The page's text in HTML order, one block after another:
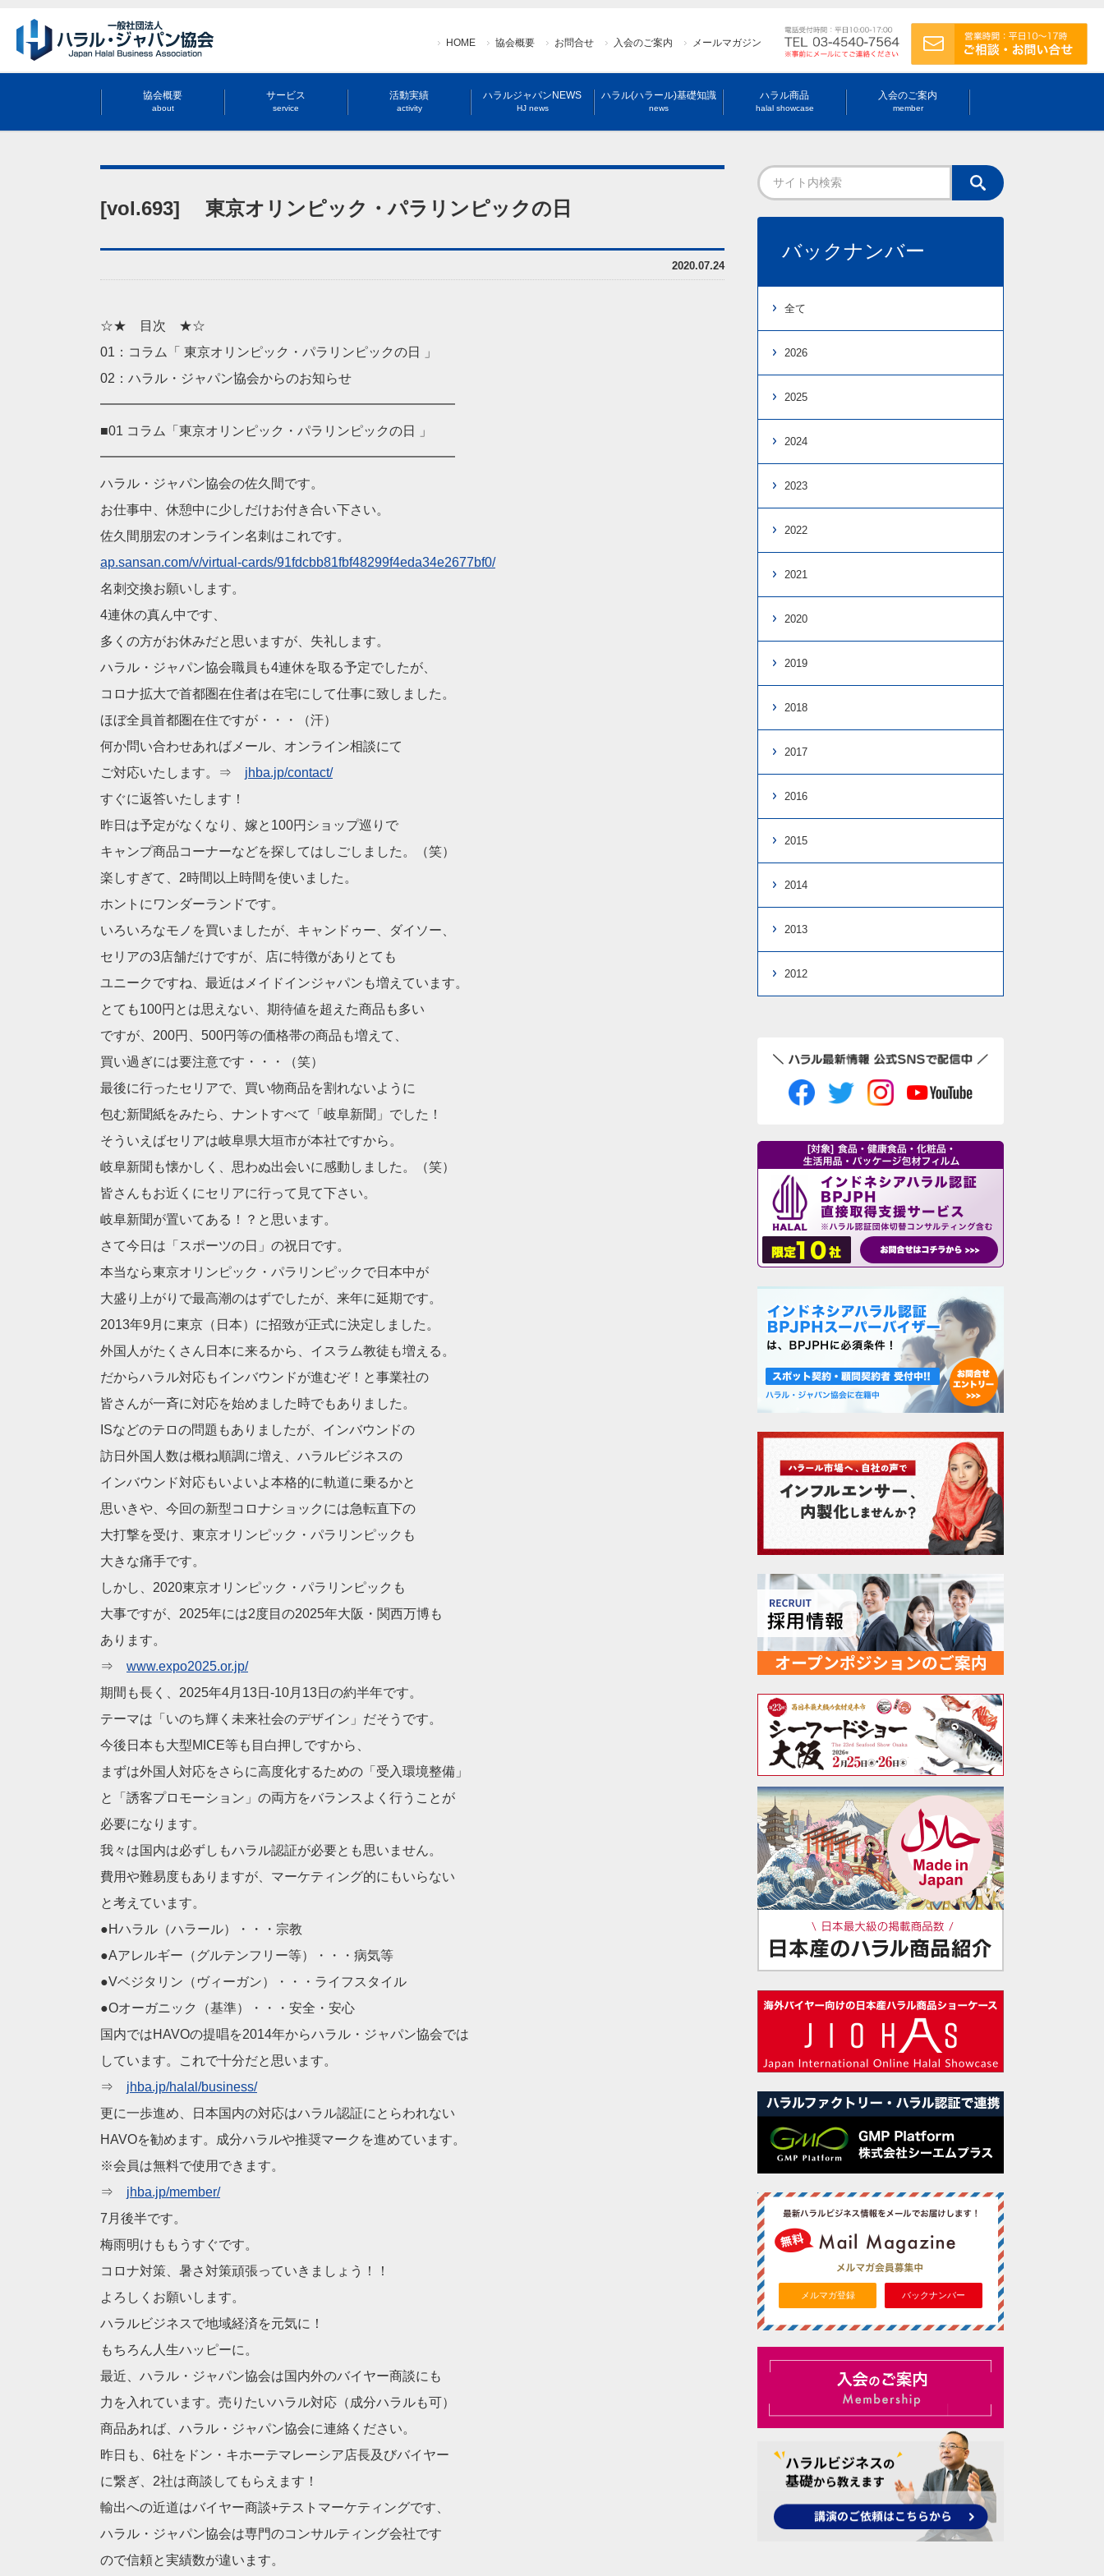
HOME 協会概要 お問合せ 入会のご案内 メールマガジン
協会概要
about
サービス
service
活動実績
activity
ハラルジャパンNEWS
HJ news
ハラル(ハラール)基礎知識
news
ハラル商品
halal showcase
入会のご案内
member
[vol.693] 東京オリンピック・パラリンピックの日
2020.07.24
☆★ 目次 ★☆
01：コラム「 東京オリンピック・パラリンピックの日 」
02：ハラル・ジャパン協会からのお知らせ
━━━━━━━━━━━━━━━━━━━━━━━━━━━
■01 コラム「東京オリンピック・パラリンピックの日 」
━━━━━━━━━━━━━━━━━━━━━━━━━━━
ハラル・ジャパン協会の佐久間です。
お仕事中、休憩中に少しだけお付き合い下さい。
佐久間朋宏のオンライン名刺はこれです。
ap.sansan.com/v/virtua l-cards/91fdcbb81fbf48299f4eda34e2677bf0/
名刺交換お願いします。
4連休の真ん中です、
多くの方がお休みだと思いますが、失礼します。
ハラル・ジャパン協会職員も4連休を取る予定でしたが、
コロナ拡大で首都圏在住者は在宅にして仕事に致しました。
ほぼ全員首都圏在住ですが・・・（汗）
何か問い合わせあればメール、オンライン相談にて
ご対応いたします。⇒ jhba.jp/contact/
すぐに返答いたします！
昨日は予定がなくなり、嫁と100円ショップ巡りで
キャンプ商品コーナーなどを探してはしごしました。（笑）
楽しすぎて、2時間以上時間を使いました。
ホントにワンダーランドです。
いろいろなモノを買いましたが、キャンドゥー、ダイソー、
セリアの3店舗だけですが、店に特徴がありとても
ユニークですね、最近はメイドインジャパンも増えています。
とても100円とは思えない、期待値を超えた商品も多い
ですが、200円、500円等の価格帯の商品も増えて、
買い過ぎには要注意です・・・（笑）
最後に行ったセリアで、買い物商品を割れないように
包む新聞紙をみたら、ナントすべて「岐阜新聞」でした！
そういえばセリアは岐阜県大垣市が本社ですから。
岐阜新聞も懐かしく、思わぬ出会いに感動しました。（笑）
皆さんもお近くにセリアに行って見て下さい。
岐阜新聞が置いてある！？と思います。
さて今日は「スポーツの日」の祝日です。
本当なら東京オリンピック・パラリンピックで日本中が
大盛り上がりで最高潮のはずでしたが、来年に延期です。
2013年9月に東京（日本）に招致が正式に決定しました。
外国人がたくさん日本に来るから、イスラム教徒も増える。
だからハラル対応もインバウンドが進むぞ！と事業社の
皆さんが一斉に対応を始めました時でもありました。
ISなどのテロの問題もありましたが、インバウンドの
訪日外国人数は概ね順調に増え、ハラルビジネスの
インバウンド対応もいよいよ本格的に軌道に乗るかと
思いきや、今回の新型コロナショックには急転直下の
大打撃を受け、東京オリンピック・パラリンピックも
大きな痛手です。
しかし、2020東京オリンピック・パラリンピックも
大事ですが、2025年には2度目の2025年大阪・関西万博も
あります。
⇒ www.expo2025.or.jp/
期間も長く、2025年4月13日-10月13日の約半年です。
テーマは「いのち輝く未来社会のデザイン」だそうです。
今後日本も大型MICE等も目白押しですから、
まずは外国人対応をさらに高度化するための「受入環境整備」
と「誘客プロモーション」の両方をバランスよく行うことが
必要になります。
我々は国内は必ずしもハラル認証が必要とも思いません。
費用や難易度もありますが、マーケティング的にもいらない
と考えています。
●Hハラル（ハラール）・・・宗教
●Aアレルギー（グルテンフリー等）・・・病気等
●Vベジタリン（ヴィーガン）・・・ライフスタイル
●Oオーガニック（基準）・・・安全・安心
国内ではHAVOの提唱を2014年からハラル・ジャパン協会では
しています。これで十分だと思います。
⇒ jhba.jp/halal/business/
更に一歩進め、日本国内の対応はハラル認証にとらわれない
HAVOを勧めます。成分ハラルや推奨マークを進めています。
※会員は無料で使用できます。
⇒ jhba.jp/member/
7月後半です。
梅雨明けももうすぐです。
コロナ対策、暑さ対策頑張っていきましょう！！
よろしくお願いします。
ハラルビジネスで地域経済を元気に！
もちろん人生ハッピーに。
最近、ハラル・ジャパン協会は国内外のバイヤー商談にも
力を入れています。売りたいハラル対応（成分ハラルも可）
商品あれば、ハラル・ジャパン協会に連絡ください。
昨日も、6社をドン・キホーテマレーシア店長及びバイヤー
に繋ぎ、2社は商談してもらえます！
輸出への近道はバイヤー商談+テストマーケティングです、
ハラル・ジャパン協会は専門のコンサルティング会社です
ので信頼と実績数が違います。
バックナンバー
全て
2026
2025
2024
2023
2022
2021
2020
2019
2018
2017
2016
2015
2014
2013
2012
メルマガ登録 バックナンバー